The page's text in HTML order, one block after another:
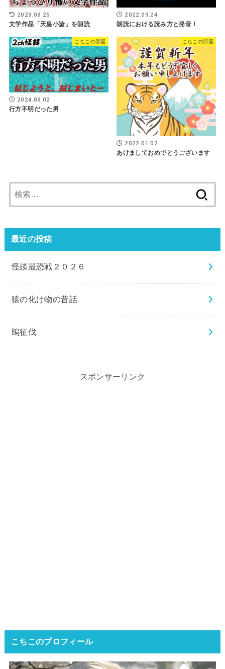
2023.03.25
文学作品「天皇小論」を朗読
2022.09.24
朗読における読み方と発音！
こちこの部屋
2024.03.02
行方不明だった男
こちこの部屋
2022.01.02
あけましておめでとうございます
索:
最近の投稿
怪談最恐戦２０２６
猿の化け物の昔話
鵙征伐
スポンサーリンク
こちこのプロフィール